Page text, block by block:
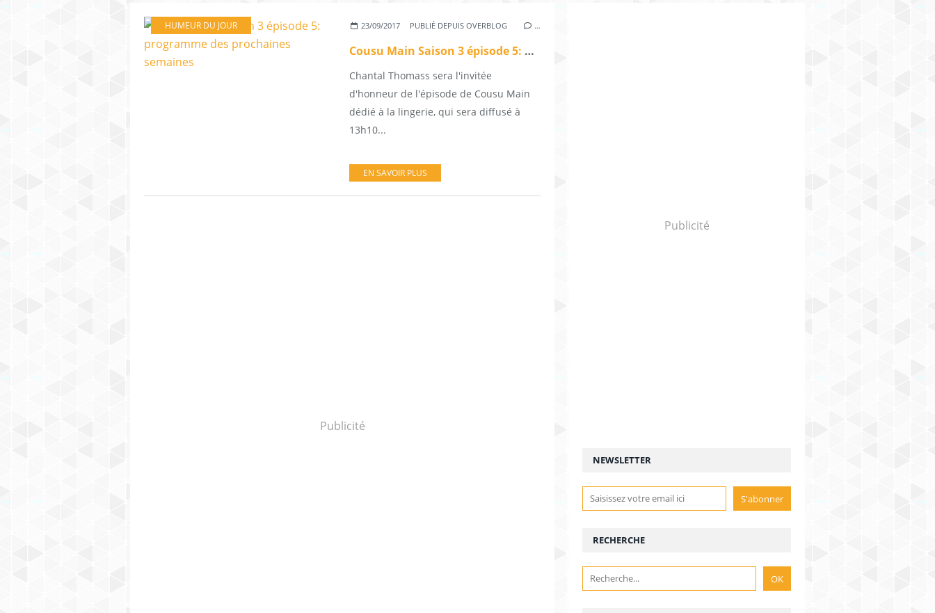
HUMEUR DU JOUR 23/09/2017 PUBLIÉ DEPUIS OVERBLOG …
Cousu Main Saison 3 épisode 5: programme des prochaines semaines
Chantal Thomass sera l'invitée
d'honneur de l'épisode de Cousu Main
dédié à la lingerie, qui sera diffusé à
13h10...
EN SAVOIR PLUS
Publicité
Publicité
NEWSLETTER
RECHERCHE